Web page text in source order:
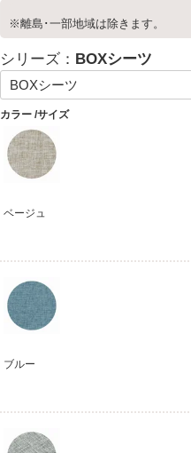
※離島･一部地域は除きます。
シリーズ： BOXシーツ
カラー サイズ
ベージュ
ブルー